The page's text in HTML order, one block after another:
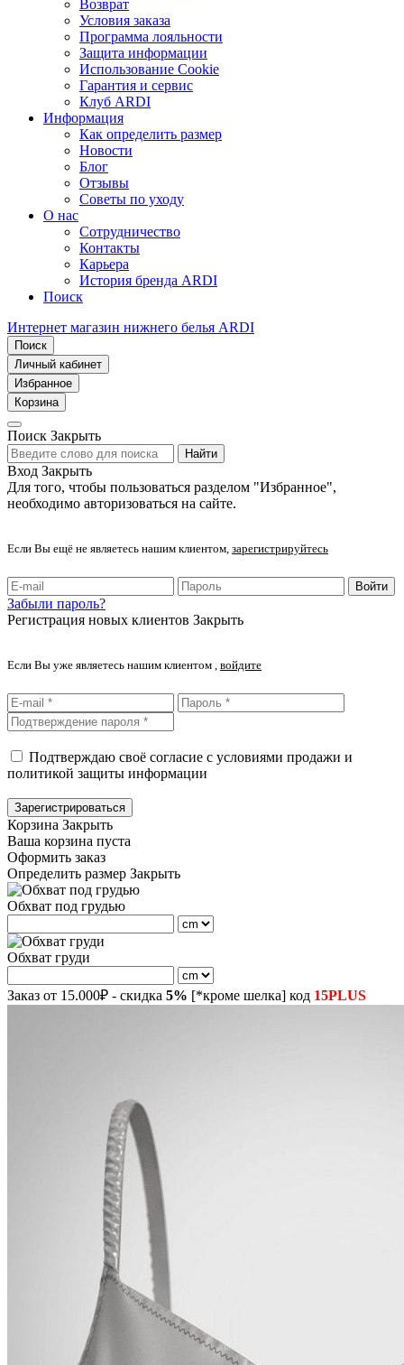
Возврат
Условия заказа
Программа лояльности
Защита информации
Использование Cookie
Гарантия и сервис
Клуб ARDI
Информация
Как определить размер
Новости
Блог
Отзывы
Советы по уходу
О нас
Сотрудничество
Контакты
Карьера
История бренда ARDI
Поиск
Интернет магазин нижнего белья ARDI
Поиск
Личный кабинет
Избранное
Корзина
Поиск Закрыть
Найти
Вход Закрыть
Для того, чтобы пользоваться разделом "Избранное",
необходимо авторизоваться на сайте.
Если Вы ещё не являетесь нашим клиентом, зарегистрируйтесь
Войти
Забыли пароль?
Регистрация новых клиентов Закрыть
Если Вы уже являетесь нашим клиентом , войдите
Подтверждаю своё согласие с условиями продажи и
политикой защиты информации
Зарегистрироваться
Корзина Закрыть
Ваша корзина пуста
Оформить заказ
Определить размер Закрыть
Обхват под грудью
Обхват груди
Заказ от 15.000₽ - скидка 5% [*кроме шелка] код 15PLUS